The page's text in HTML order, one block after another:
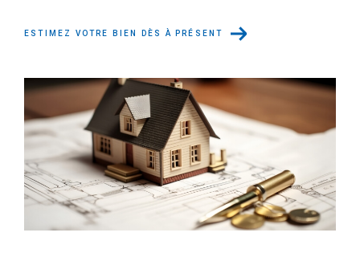
ESTIMEZ VOTRE BIEN DÈS À PRÉSENT